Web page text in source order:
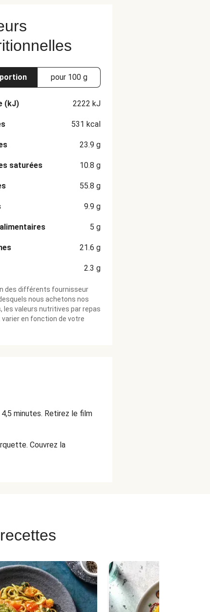
pour 100 g
(kJ) 2222 kJ
531 kcal
23.9 g
saturées 10.8 g
55.8 g
9.9 g
5 g
21.6 g
2.3 g
des différents fournisseur
nous achetons nos
les valeurs nutritives par repas
varier en fonction de votre
minutes. Retirez le film
Couvrez la